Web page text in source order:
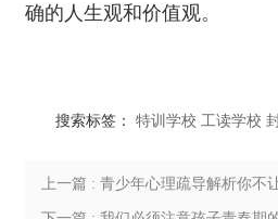
确的人生观和价值观。
搜索标签： 特训学校 工读学校
上一篇 : 青少年心理疏导解析你不